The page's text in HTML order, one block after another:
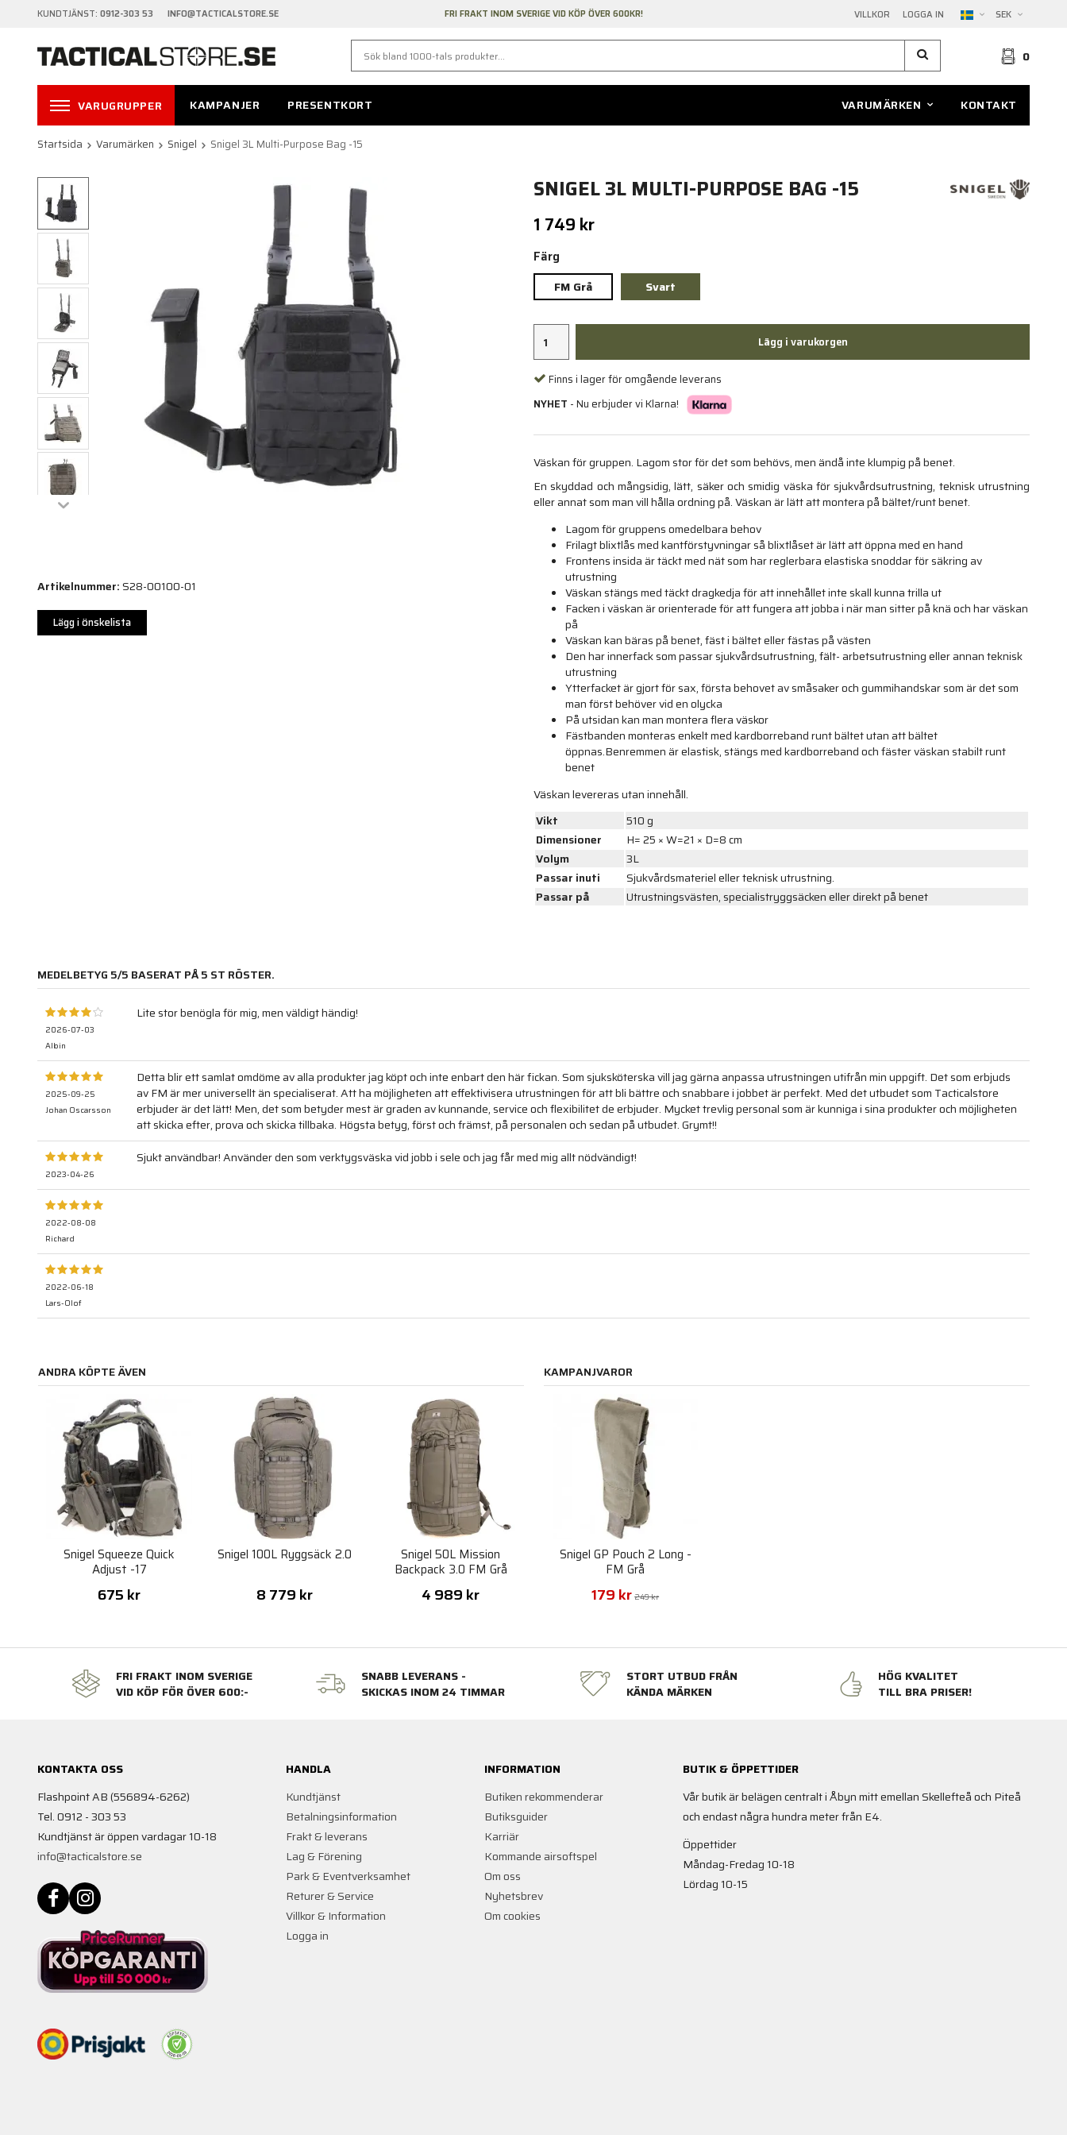
KUNDTJÄNST: 0912-303 53 INFO@TACTICALSTORE.SE VILLKOR LOGGA IN SEK
FRI FRAKT INOM SVERIGE VID KÖP ÖVER 600KR!
0
VARUGRUPPER KAMPANJER PRESENTKORT VARUMÄRKEN KONTAKT
Startsida Varumärken Snigel Snigel 3L Multi-Purpose Bag -15
SNIGEL 3L MULTI-PURPOSE BAG -15
1 749 kr
Färg
FM Grå Svart
Lägg i varukorgen
Finns i lager för omgående leverans
NYHET - Nu erbjuder vi Klarna!
Väskan för gruppen. Lagom stor för det som behövs, men ändå inte klumpig på benet.
En skyddad och mångsidig, lätt, säker och smidig väska för sjukvårdsutrustning, teknisk utrustning
eller annat som man vill hålla ordning på. Väskan är lätt att montera på bältet/runt benet.
Lagom för gruppens omedelbara behov
Frilagt blixtlås med kantförstyvningar så blixtlåset är lätt att öppna med en hand
Frontens insida är täckt med nät som har reglerbara elastiska snoddar för säkring av
utrustning
Väskan stängs med täckt dragkedja för att innehållet inte skall kunna trilla ut
Facken i väskan är orienterade för att fungera att jobba i när man sitter på knä och har väskan
på
Väskan kan bäras på benet, fäst i bältet eller fästas på västen
Den har innerfack som passar sjukvårdsutrustning, fält- arbetsutrustning eller annan teknisk
utrustning
Ytterfacket är gjort för sax, första behovet av småsaker och gummihandskar som är det som
man först behöver vid en olycka
På utsidan kan man montera flera väskor
Fästbanden monteras enkelt med kardborreband runt bältet utan att bältet
öppnas.Benremmen är elastisk, stängs med kardborreband och fäster väskan stabilt runt
benet
Väskan levereras utan innehåll.
Vikt
510 g
Dimensioner
H= 25 × W=21 × D=8 cm
Volym
3L
Passar inuti
Sjukvårdsmateriel eller teknisk utrustning.
Passar på
Utrustningsvästen, specialistryggsäcken eller direkt på benet
Artikelnummer:S28-00100-01
Lägg i önskelista
MEDELBETYG 5/5 BASERAT PÅ5 ST RÖSTER.
2026-07-03
Albin
Lite stor benögla för mig, men väldigt händig!
2025-09-25
Johan Oscarsson
Detta blir ett samlat omdöme av alla produkter jag köpt och inte enbart den här fickan. Som sjuksköterska vill jag gärna anpassa utrustningen utifrån min uppgift. Det som erbjuds
av FM är mer universellt än specialiserat. Att ha möjligheten att effektivisera utrustningen för att bli bättre och snabbare i jobbet är perfekt. Med det utbudet som Tacticalstore
erbjuder är det lätt! Men, det som betyder mest är graden av kunnande, service och flexibilitet de erbjuder. Mycket trevlig personal som är kunniga i sina produkter och möjligheten
att skicka efter, prova och skicka tillbaka. Högsta betyg, först och främst, på personalen och sedan på utbudet. Grymt!!
2023-04-26
Sjukt användbar! Använder den som verktygsväska vid jobb i sele och jag får med mig allt nödvändigt!
2022-08-08
Richard
2022-06-18
Lars-Olof
ANDRA KÖPTE ÄVEN
Snigel Squeeze Quick
Adjust -17
675 kr
Snigel 100L Ryggsäck 2.0
8 779 kr
Snigel 50L Mission
Backpack 3.0 FM Grå
4 989 kr
KAMPANJVAROR
Snigel GP Pouch 2 Long -
FM Grå
179 kr 249 kr
FRI FRAKT INOM SVERIGE
VID KÖP FÖR ÖVER 600:-
SNABB LEVERANS -
SKICKAS INOM 24 TIMMAR
STORT UTBUD FRÅN
KÄNDA MÄRKEN
HÖG KVALITET
TILL BRA PRISER!
KONTAKTA OSS
Flashpoint AB (556894-6262)
Tel. 0912 - 303 53
Kundtjänst är öppen vardagar 10-18
info@tacticalstore.se
HANDLA
Kundtjänst
Betalningsinformation
Frakt & leverans
Lag & Förening
Park & Eventverksamhet
Returer & Service
Villkor & Information
Logga in
INFORMATION
Butiken rekommenderar
Butiksguider
Karriär
Kommande airsoftspel
Om oss
Nyhetsbrev
Om cookies
BUTIK & ÖPPETTIDER
Vår butik är belägen centralt i Åbyn mitt emellan Skellefteå och Piteå
och endast några hundra meter från E4.
Öppettider
Måndag-Fredag 10-18
Lördag 10-15